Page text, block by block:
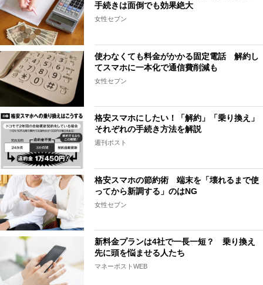
手続きは面倒でも効果絶大
女性セブン
使わなくても料金がかかる固定電話 解約し
てスマホに一本化で通信費削減も
女性セブン
格安スマホにしたい！「解約」「乗り換え」
それぞれの手続き方法を解説
週刊ポスト
格安スマホの節約術 端末を「壊れるまで使
ってから新調する」のはNG
女性セブン
新料金プランは4社で一長一短？ 乗り換え
先に頭を悩ませる人たち
マネーポストWEB